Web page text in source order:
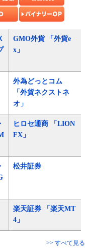
GMO外貨 「外貨e
x」
外為どっとコム
「外貨ネクストネ
オ」
ヒロセ通商 「LION
FX」
松井証券
楽天証券 「楽天MT
4」
>> すべて見る